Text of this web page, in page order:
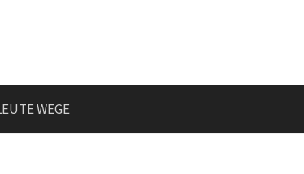
WEGE